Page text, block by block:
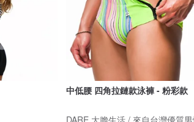
中低腰 四角拉鏈款泳褲 - 粉彩款